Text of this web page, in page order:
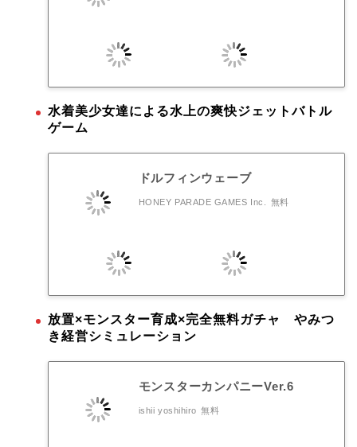
水着美少女達による水上の爽快ジェットバトル
ゲーム
ドルフィンウェーブ
HONEY PARADE GAMES Inc. 無料
放置×モンスター育成×完全無料ガチャ やみつ
き経営シミュレーション
モンスターカンパニーVer.6
ishii yoshihiro 無料